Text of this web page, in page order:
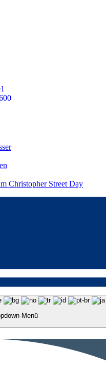
Christopher Street Day